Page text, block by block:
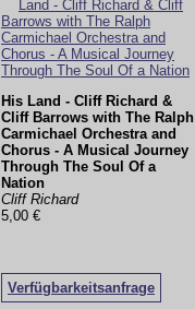
His Land - Cliff Richard &
Cliff Barrows with The Ralph
Carmichael Orchestra and
Chorus - A Musical Journey
Through The Soul Of a
Nation
Cliff Richard
5,00 €
Verfügbarkeitsanfrage